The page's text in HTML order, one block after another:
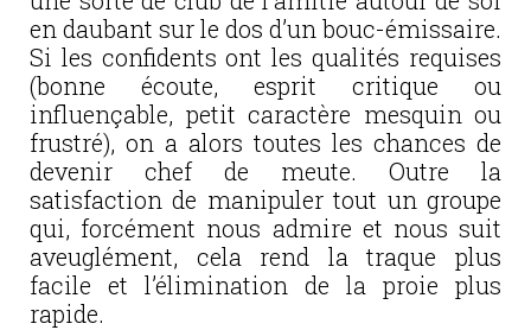
en daubant sur le dos d’un bouc-émissaire.
Si les confidents ont les qualités requises
(bonne écoute, esprit critique ou
influençable, petit caractère mesquin ou
frustré), on a alors toutes les chances de
devenir chef de meute. Outre la
satisfaction de manipuler tout un groupe
qui, forcément nous admire et nous suit
aveuglément, cela rend la traque plus
facile et l’élimination de la proie plus
rapide.